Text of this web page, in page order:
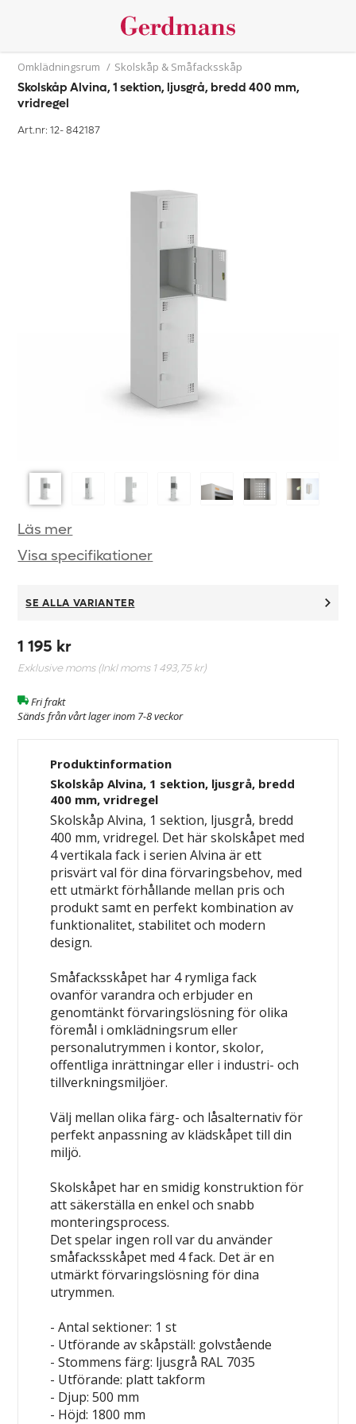
Omklädningsrum / Skolskåp & Småfacksskåp
Skolskåp Alvina, 1 sektion, ljusgrå, bredd 400 mm,
vridregel
Art.nr: 12-842187
Läs mer
Visa specifikationer
SE ALLA VARIANTER
1 195 kr
Exklusive moms (Inkl moms 1 493,75 kr)
Fri frakt
Sänds från vårt lager inom 7-8 veckor
Produktinformation
Skolskåp Alvina, 1 sektion, ljusgrå, bredd
400 mm, vridregel
Skolskåp Alvina, 1 sektion, ljusgrå, bredd
400 mm, vridregel. Det här skolskåpet med
4 vertikala fack i serien Alvina är ett
prisvärt val för dina förvaringsbehov, med
ett utmärkt förhållande mellan pris och
produkt samt en perfekt kombination av
funktionalitet, stabilitet och modern
design.
Småfacksskåpet har 4 rymliga fack
ovanför varandra och erbjuder en
genomtänkt förvaringslösning för olika
föremål i omklädningsrum eller
personalutrymmen i kontor, skolor,
offentliga inrättningar eller i industri- och
tillverkningsmiljöer.
Välj mellan olika färg- och låsalternativ för
perfekt anpassning av klädskåpet till din
miljö.
Skolskåpet har en smidig konstruktion för
att säkerställa en enkel och snabb
monteringsprocess.
Det spelar ingen roll var du använder
småfacksskåpet med 4 fack. Det är en
utmärkt förvaringslösning för dina
utrymmen.
- Antal sektioner: 1 st
- Utförande av skåpställ: golvstående
- Stommens färg: ljusgrå RAL 7035
- Utförande: platt takform
- Djup: 500 mm
- Höjd: 1800 mm